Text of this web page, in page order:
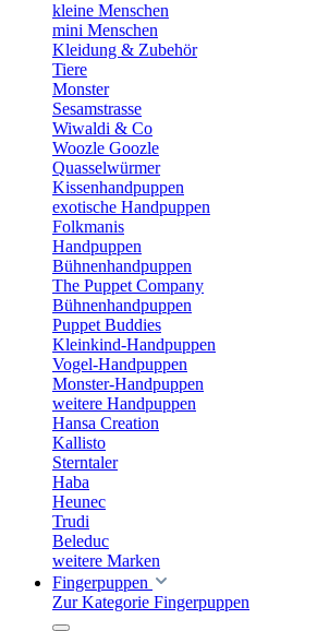
kleine Menschen
mini Menschen
Kleidung & Zubehör
Tiere
Monster
Sesamstrasse
Wiwaldi & Co
Woozle Goozle
Quasselwürmer
Kissenhandpuppen
exotische Handpuppen
Folkmanis
Handpuppen
Bühnenhandpuppen
The Puppet Company
Bühnenhandpuppen
Puppet Buddies
Kleinkind-Handpuppen
Vogel-Handpuppen
Monster-Handpuppen
weitere Handpuppen
Hansa Creation
Kallisto
Sterntaler
Haba
Heunec
Trudi
Beleduc
weitere Marken
Fingerpuppen
Zur Kategorie Fingerpuppen